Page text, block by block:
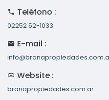
Teléfono :
02252 52-1033
E-mail :
Website :
branapropiedades.com.ar